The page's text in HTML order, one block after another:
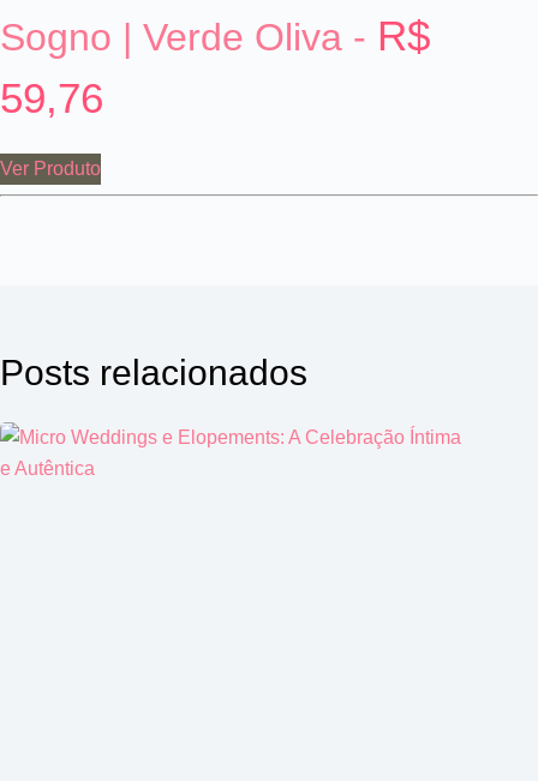
Sogno | Verde Oliva - R$
59,76
Ver Produto
Posts relacionados